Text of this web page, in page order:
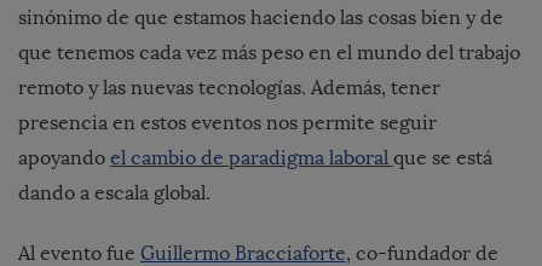
sinónimo de que estamos haciendo las cosas bien y de
que tenemos cada vez más peso en el mundo del trabajo
remoto y las nuevas tecnologías. Además, tener
presencia en estos eventos nos permite seguir
apoyando el cambio de paradigma laboral que se está
dando a escala global.
Al evento fue Guillermo Bracciaforte, co-fundador de